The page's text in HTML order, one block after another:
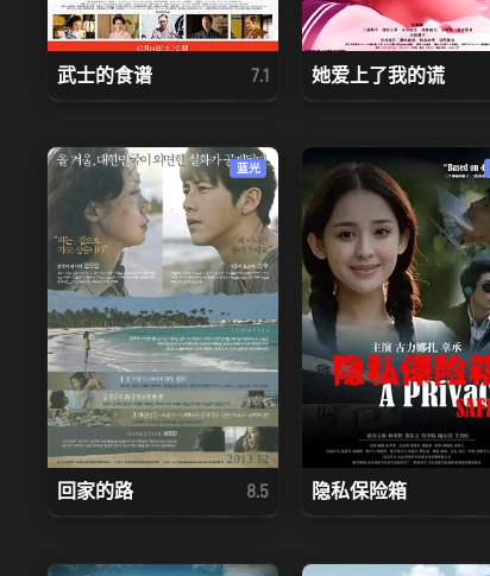
武士的食谱 7.1 她爱上了我的谎
蓝光
回家的路 8.5 隐私保险箱